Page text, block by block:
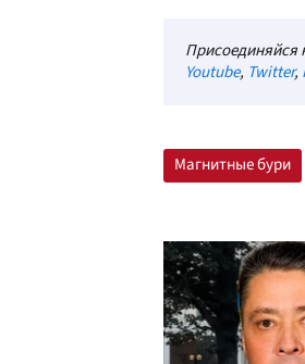
Присоединяйся
Youtube, Twitter,
Магнитные бури